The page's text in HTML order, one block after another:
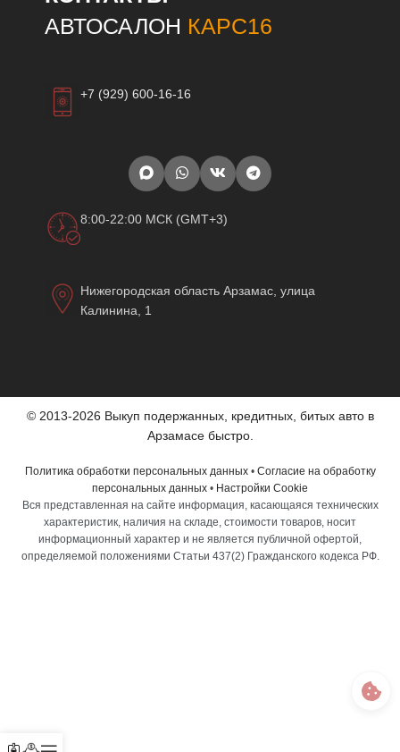
АВТОСАЛОН КАРС16
+7 (929) 600-16-16
8:00-22:00 МСК (GMT+3)
Нижегородская область Арзамас, улица
Калинина, 1
© 2013-2026 Выкуп подержанных, кредитных, битых авто в
Арзамасе быстро.
Политика обработки персональных данных• Согласие на обработку
персональных данных • Настройки Cookie
Вся представленная на сайте информация, касающаяся технических
характеристик, наличия на складе, стоимости товаров, носит
информационный характер и не является публичной офертой,
определяемой положениями Статьи 437(2) Гражданского кодекса РФ.